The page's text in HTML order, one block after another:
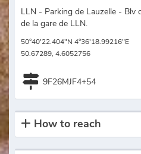
LLN - Parking de Lauzelle - Blv
de la gare de LLN.
50°40'22.404"N 4°36'18.99216"E
50.67289, 4.6052756
9F26MJF4+54
How to reach